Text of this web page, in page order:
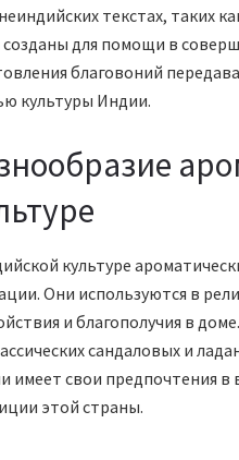
текстах, таких
для помощи в
благовоний
культуры Индии.
культуре
Они используются в
и благополучия в
сандаловых и
имеет свои предпочтения в
этой страны.